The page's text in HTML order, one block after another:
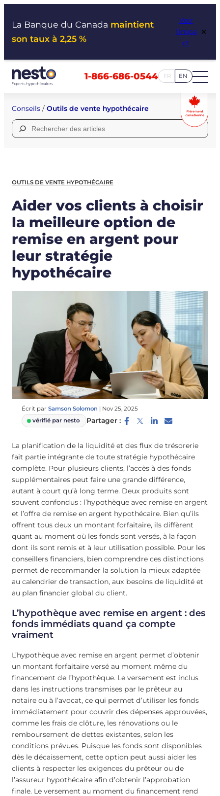
La Banque du Canada maintient
son taux à 2,25 %
Voir
l’impa
ct
×
1-866-686-0544 FR EN
Conseils / Outils de vente hypothécaire
Rechercher :
OUTILS DE VENTE HYPOTHÉCAIRE
Aider vos clients à choisir
la meilleure option de
remise en argent pour
leur stratégie
hypothécaire
Écrit par Samson Solomon | Nov 25, 2025
vérifié par nesto
Partager :
La planification de la liquidité et des flux de trésorerie
fait partie intégrante de toute stratégie hypothécaire
complète. Pour plusieurs clients, l’accès à des fonds
supplémentaires peut faire une grande différence,
autant à court qu’à long terme. Deux produits sont
souvent confondus : l’hypothèque avec remise en argent
et l’offre de remise en argent hypothécaire. Bien qu’ils
offrent tous deux un montant forfaitaire, ils diffèrent
quant au moment où les fonds sont versés, à la façon
dont ils sont remis et à leur utilisation possible. Pour les
conseillers financiers, bien comprendre ces distinctions
permet de recommander la solution la mieux adaptée
au calendrier de transaction, aux besoins de liquidité et
au plan financier global du client.
L’hypothèque avec remise en argent : des
fonds immédiats quand ça compte
vraiment
L’hypothèque avec remise en argent permet d’obtenir
un montant forfaitaire versé au moment même du
financement de l’hypothèque. Le versement est inclus
dans les instructions transmises par le prêteur au
notaire ou à l’avocat, ce qui permet d’utiliser les fonds
immédiatement pour couvrir des dépenses approuvées,
comme les frais de clôture, les rénovations ou le
remboursement de dettes existantes, selon les
conditions prévues. Puisque les fonds sont disponibles
dès le décaissement, cette option peut aussi aider les
clients à respecter les exigences du prêteur ou de
l’assureur hypothécaire afin d’obtenir l’approbation
finale. Le versement au moment du financement rend